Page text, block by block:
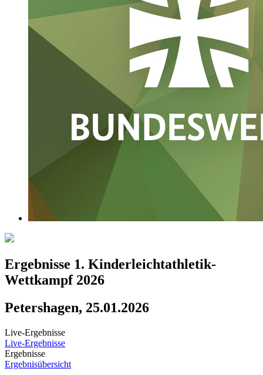
Ergebnisse 1. Kinderleichtathletik-
Wettkampf 2026
Petershagen, 25.01.2026
Live-Ergebnisse
Live-Ergebnisse
Ergebnisse
Ergebnisübersicht